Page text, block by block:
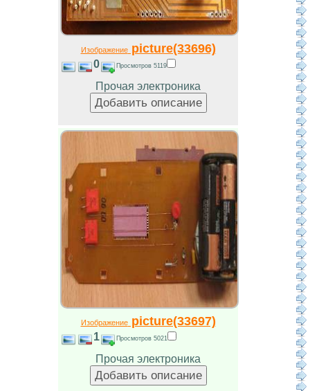
Изображениеpicture(33696)
0 Просмотров 5119
Прочая электроника
Изображениеpicture(33697)
1 Просмотров 5021
Прочая электроника